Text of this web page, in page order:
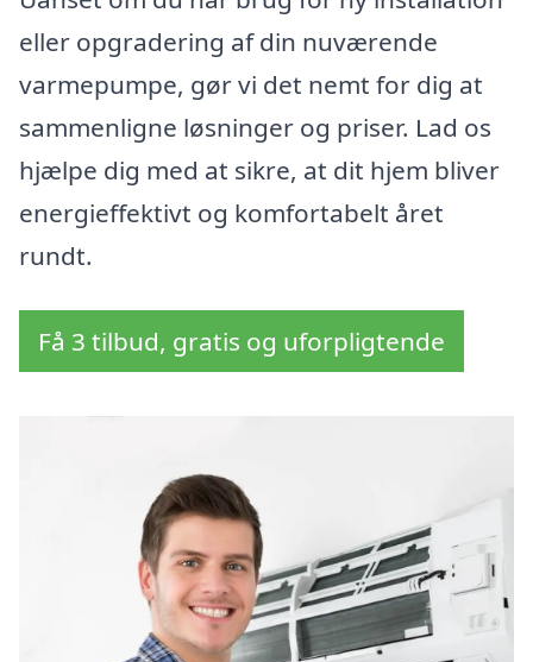
eller opgradering af din nuværende
varmepumpe, gør vi det nemt for dig at
sammenligne løsninger og priser. Lad os
hjælpe dig med at sikre, at dit hjem bliver
energieffektivt og komfortabelt året
rundt.
Få 3 tilbud, gratis og uforpligtende